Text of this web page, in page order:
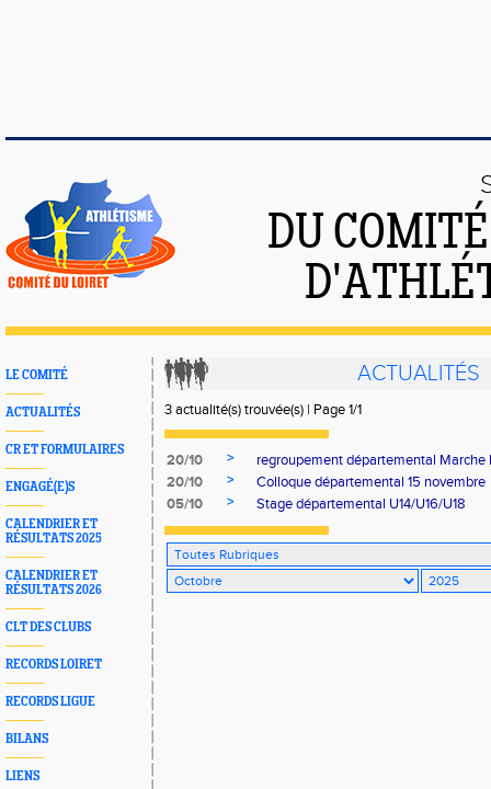
DU
LE COMITÉ
ACTUALITÉS
CR ET FORMULAIRES
ENGAGÉ(E)S
CALENDRIER ET
RÉSULTATS 2025
CALENDRIER ET
RÉSULTATS 2026
CLT DES CLUBS
RECORDS LOIRET
RECORDS LIGUE
BILANS
LIENS
ACTUALITÉS
3 actualité(s) trouvée(s) | Page 1/1
20/10 >
regroupement départemental Marche
20/10
>
Colloque départemental 15 novembre
05/10
> Stage départemental U14/U16/U18